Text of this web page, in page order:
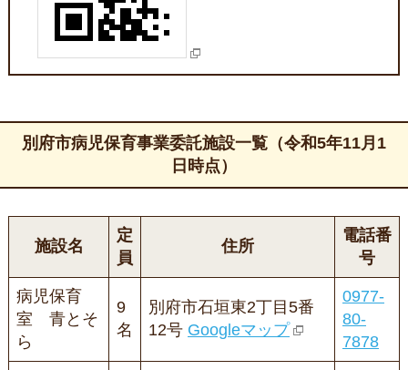
別府市病児保育事業委託施設一覧（令和5年11月1
日時点）
施設名
定
員
住所
電話番
号
病児保育
室 青とそ
ら
9
名
別府市石垣東2丁目5番
12号 Googleマップ
0977-
80-
7878